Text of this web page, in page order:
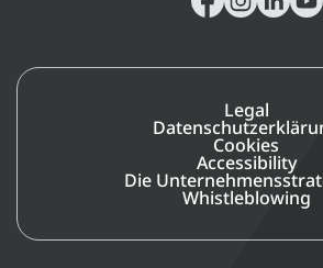
Legal
Cookies
Accessibility
Die
Whistleblowing